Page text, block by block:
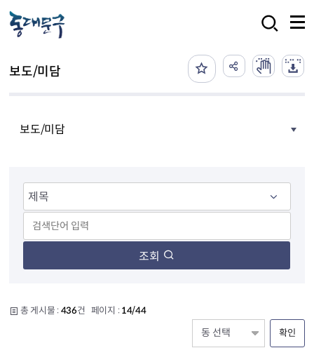
보도/미담
보도/미담
조회
총 게시물 : 436건 페이지 : 14/44
확인